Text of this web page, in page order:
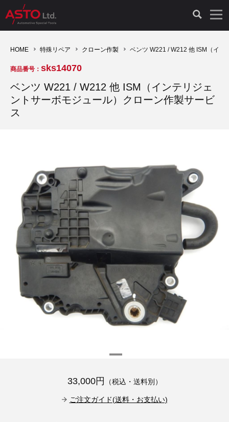
診断機（16）
キープログラマー（4）
オプション品（17）
TPMS（4）
その他（9）
診断テスター（10）
キープログラマー（20）
安定化電源ユニット（8）
バッテリーテスター（4）
古い車両用診断テスター（10）
バイク用診断テスター（7）
その他（20）
OTOFIX Powered by AUTEL（4）
HCB TOOLS（45）
AST TOOLS（51）
ドイツ車（211）
イタリア/フランス車（27）
イギリス車（23）
アメリカ車（15）
スウェーデン車（20）
バッテリーチャージャー（4）
ディーゼルインジェクター&グロープラグ ツール（7）
オシロスコープ（2）
オシロ関連商品（9）
その他（8）
ドイツ車（427）
イタリア/フランス車（145）
スウェーデン車（45）
日本車（40）
ロシア（8）
ブレーキキャリパーリペアキット（368）
ステアリングロックエミュレータ（28）
現品修理（77）
リビルト品（58）
イモビライザーOFF（1）
その他（6）
オシロスコープ（10）
アクセサリー（13）
HOME 特殊リペア クローン作製 ベンツ W221 / W212 他 ISM（イ
商品番号： sks14070
ベンツ W221 / W212 他 ISM（インテリジェ
ントサーボモジュール）クローン作製サービ
ス
33,000円 （税込・送料別）
ご注文ガイド(送料・お支払い)